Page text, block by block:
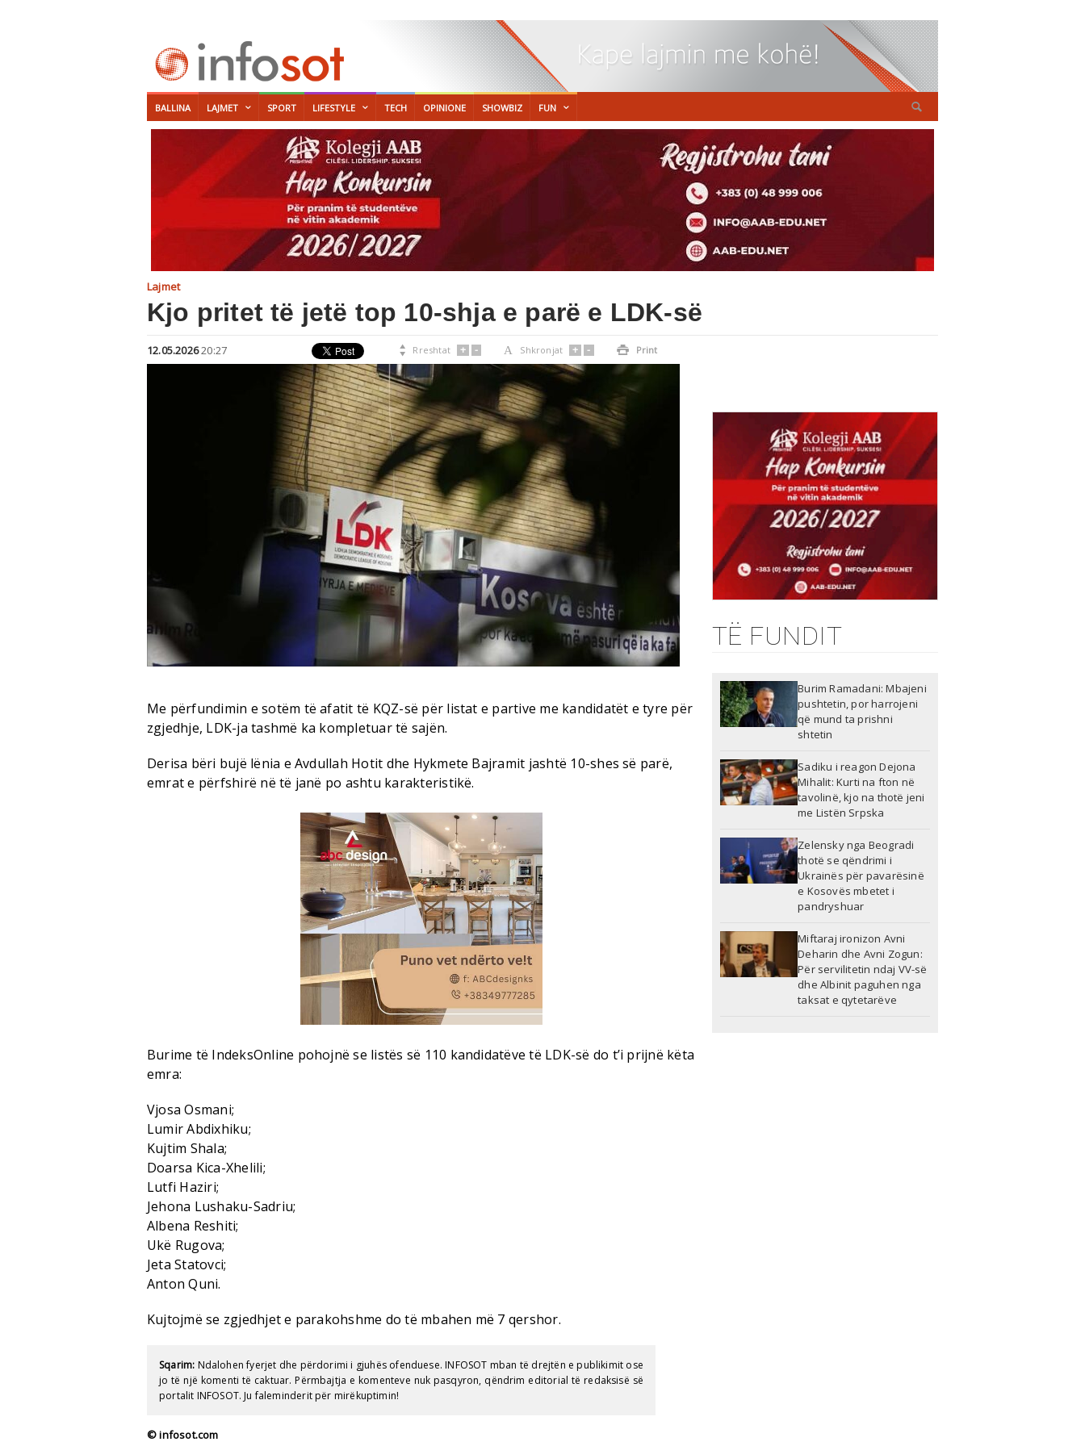
BALLINA LAJMET SPORT LIFESTYLE TECH OPINIONE SHOWBIZ FUN
Lajmet
Kjo pritet të jetë top 10-shja e parë e LDK-së
12.05.202620:27  Rreshtat + - A Shkronjat + -  Print
Me përfundimin e sotëm të afatit të KQZ-së për listat e partive me kandidatët e tyre për
zgjedhje, LDK-ja tashmë ka kompletuar të sajën.
Derisa bëri bujë lënia e Avdullah Hotit dhe Hykmete Bajramit jashtë 10-shes së parë,
emrat e përfshirë në të janë po ashtu karakteristikë.
Burime të IndeksOnline pohojnë se listës së 110 kandidatëve të LDK-së do t’i prijnë këta
emra:
Vjosa Osmani;
Lumir Abdixhiku;
Kujtim Shala;
Doarsa Kica-Xhelili;
Lutfi Haziri;
Jehona Lushaku-Sadriu;
Albena Reshiti;
Ukë Rugova;
Jeta Statovci;
Anton Quni.
Kujtojmë se zgjedhjet e parakohshme do të mbahen më 7 qershor.
Sqarim: Ndalohen fyerjet dhe përdorimi i gjuhës ofenduese. INFOSOT mban të drejtën e publikimit ose
jo të një komenti të caktuar. Përmbajtja e komenteve nuk pasqyron, qëndrim editorial të redaksisë së
portalit INFOSOT. Ju faleminderit për mirëkuptimin!
© infosot.com
TË FUNDIT
Burim Ramadani: Mbajeni
pushtetin, por harrojeni
që mund ta prishni
shtetin
Sadiku i reagon Dejona
Mihalit: Kurti na fton në
tavolinë, kjo na thotë jeni
me Listën Srpska
Zelensky nga Beogradi
thotë se qëndrimi i
Ukrainës për pavarësinë
e Kosovës mbetet i
pandryshuar
Miftaraj ironizon Avni
Deharin dhe Avni Zogun:
Për servilitetin ndaj VV-së
dhe Albinit paguhen nga
taksat e qytetarëve